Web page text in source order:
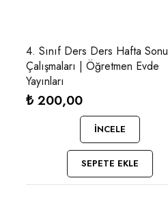
4. Sınıf Ders Ders Hafta Sonu
Çalışmaları | Öğretmen Evde
Yayınları
₺ 200,00
İNCELE
SEPETE EKLE